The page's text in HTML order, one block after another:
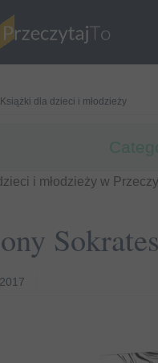
Książki dla dzieci i młodzieży
i młodzieży w